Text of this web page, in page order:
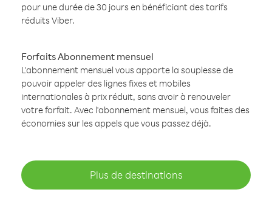
pour une durée de 30 jours en bénéficiant des tarifs
réduits Viber.
Forfaits Abonnement mensuel
L'abonnement mensuel vous apporte la souplesse de
pouvoir appeler des lignes fixes et mobiles
internationales à prix réduit, sans avoir à renouveler
votre forfait. Avec l'abonnement mensuel, vous faites des
économies sur les appels que vous passez déjà.
Plus de destinations